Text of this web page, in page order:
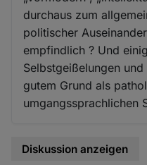
durchaus zum
politischer
empfindlich ? Und
Selbstgeißelungen
gutem Grund als
umgangssprachlichen
Diskussion anzeigen